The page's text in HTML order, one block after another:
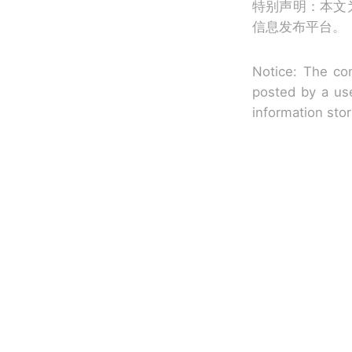
特别声明：本文
信息发布平台。
Notice: The
posted by a
information